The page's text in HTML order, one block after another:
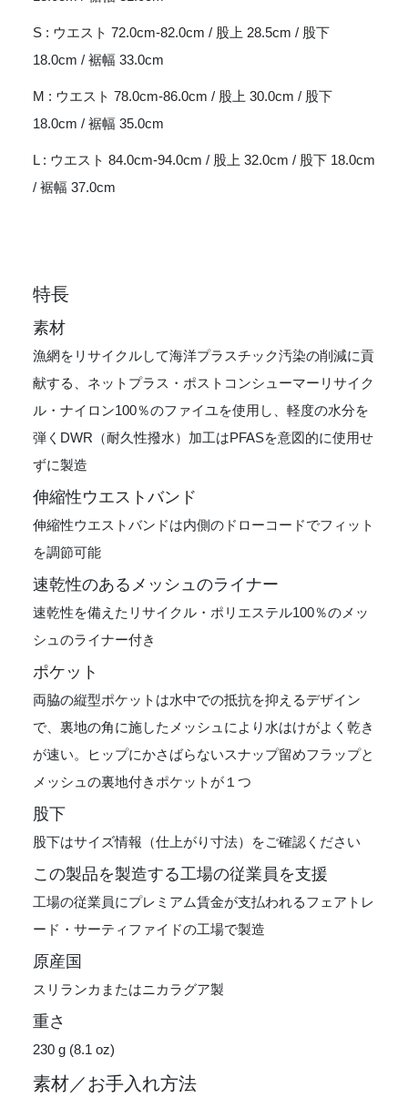
S : ウエスト 72.0cm-82.0cm / 股上 28.5cm / 股下
18.0cm / 裾幅 33.0cm
M : ウエスト 78.0cm-86.0cm / 股上 30.0cm / 股下
18.0cm / 裾幅 35.0cm
L : ウエスト 84.0cm-94.0cm / 股上 32.0cm / 股下 18.0cm
/ 裾幅 37.0cm
特長
素材
漁網をリサイクルして海洋プラスチック汚染の削減に貢
献する、ネットプラス・ポストコンシューマーリサイク
ル・ナイロン100％のファイユを使用し、軽度の水分を
弾くDWR（耐久性撥水）加工はPFASを意図的に使用せ
ずに製造
伸縮性ウエストバンド
伸縮性ウエストバンドは内側のドローコードでフィット
を調節可能
速乾性のあるメッシュのライナー
速乾性を備えたリサイクル・ポリエステル100％のメッ
シュのライナー付き
ポケット
両脇の縦型ポケットは水中での抵抗を抑えるデザイン
で、裏地の角に施したメッシュにより水はけがよく乾き
が速い。ヒップにかさばらないスナップ留めフラップと
メッシュの裏地付きポケットが１つ
股下
股下はサイズ情報（仕上がり寸法）をご確認ください
この製品を製造する工場の従業員を支援
工場の従業員にプレミアム賃金が支払われるフェアトレ
ード・サーティファイドの工場で製造
原産国
スリランカまたはニカラグア製
重さ
230 g (8.1 oz)
素材／お手入れ方法